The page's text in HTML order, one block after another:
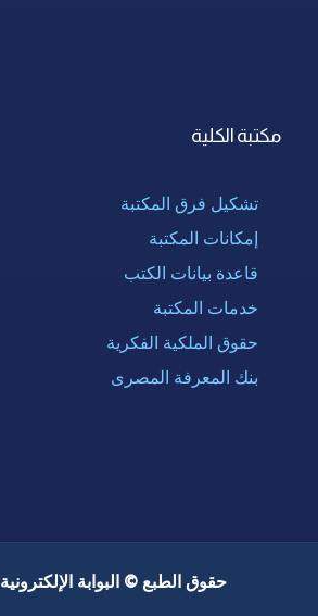
مكتبة الكلية
تشكيل فرق المكتبة
إمكانات المكتبة
قاعدة بيانات الكتب
خدمات المكتبة
حقوق الملكية الفكرية
بنك المعرفة المصرى
حقوق الطبع © البوابة الإلكترونية